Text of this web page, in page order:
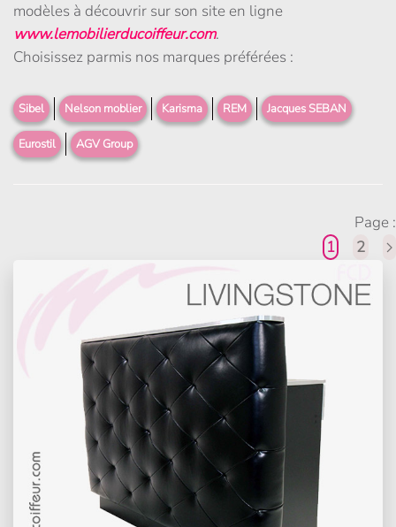
modèles à découvrir sur son site en ligne
www.lemobilierducoiffeur.com.
Choisissez parmis nos marques préférées :
Sibel Nelson moblier Karisma REM Jacques SEBAN
Eurostil AGV Group
Page :
1
2